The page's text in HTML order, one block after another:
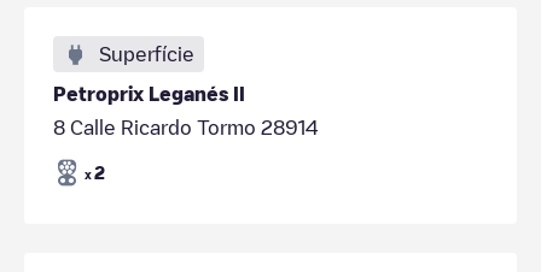
Superfície
Petroprix Leganés II
8 Calle Ricardo Tormo 28914
x 2